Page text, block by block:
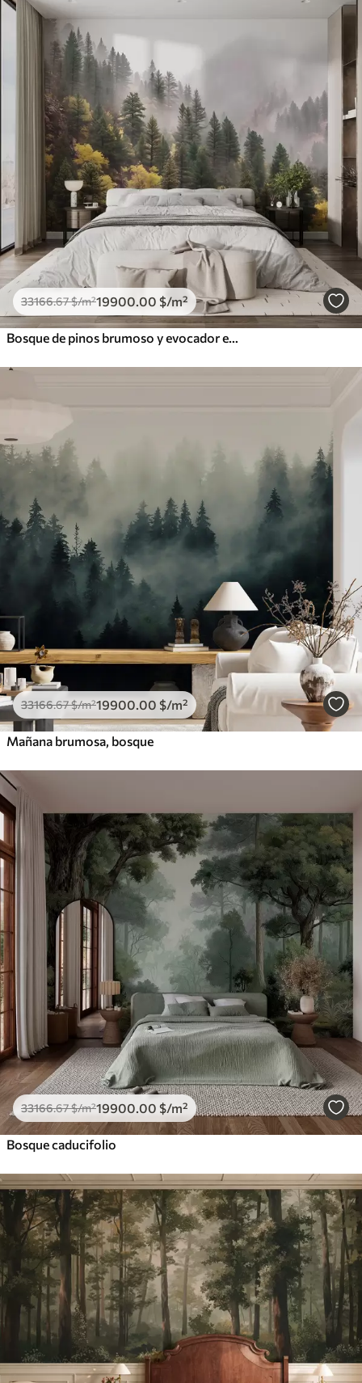
33166.67$/m²19900 .00 $/m²
33166.67$/m²19900 .00 $/m²
Mañana brumosa, bosque
33166.67$/m²19900 .00 $/m²
Bosque caducifolio